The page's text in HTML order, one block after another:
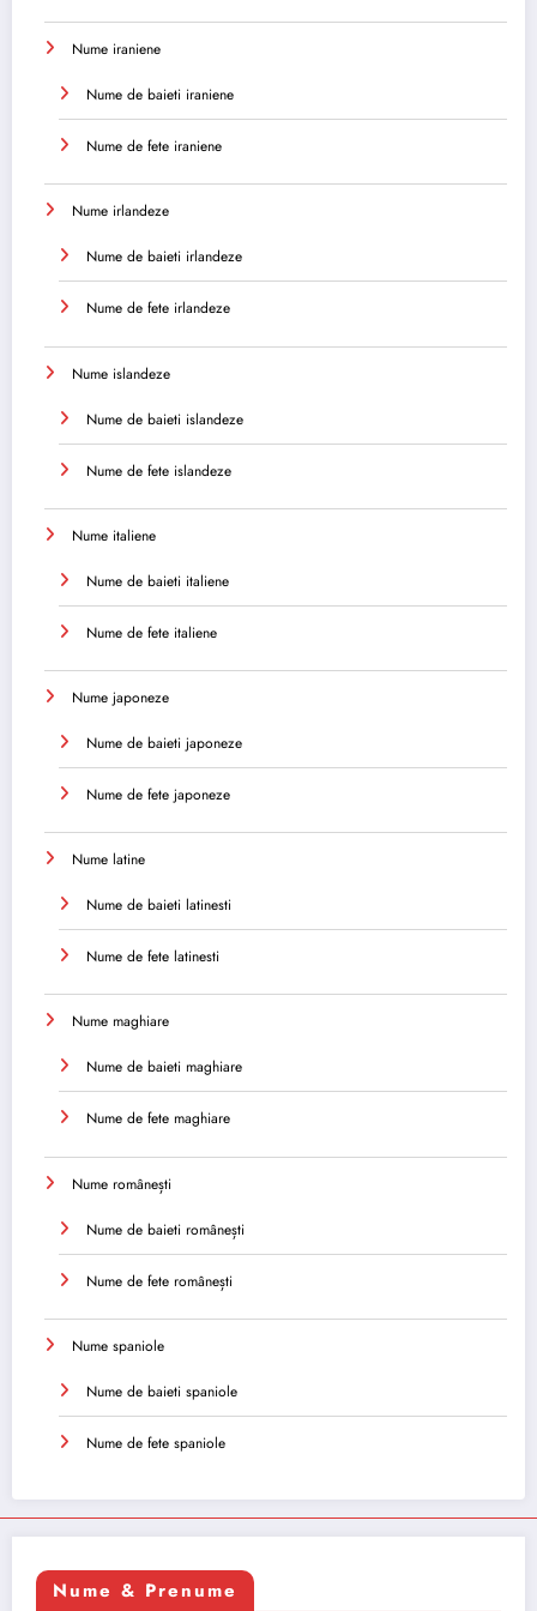
Nume iraniene
Nume de baieti iraniene
Nume de fete iraniene
Nume irlandeze
Nume de baieti irlandeze
Nume de fete irlandeze
Nume islandeze
Nume de baieti islandeze
Nume de fete islandeze
Nume italiene
Nume de baieti italiene
Nume de fete italiene
Nume japoneze
Nume de baieti japoneze
Nume de fete japoneze
Nume latine
Nume de baieti latinesti
Nume de fete latinesti
Nume maghiare
Nume de baieti maghiare
Nume de fete maghiare
Nume românești
Nume de baieti românești
Nume de fete românești
Nume spaniole
Nume de baieti spaniole
Nume de fete spaniole
Nume & Prenume